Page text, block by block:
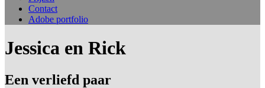
Contact
Adobe portfolio
Jessica en Rick
Een verliefd paar